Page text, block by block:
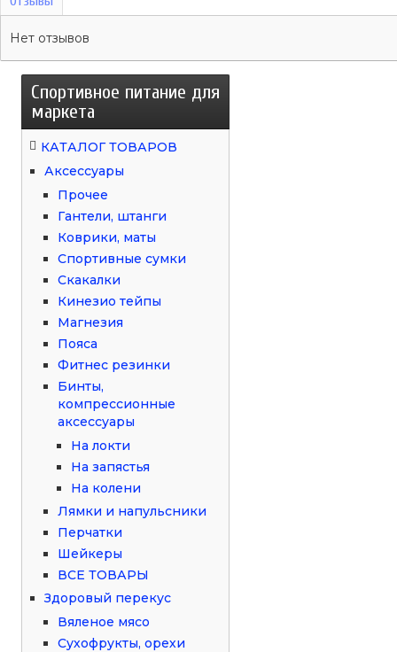
Нет отзывов
Спортивное питание для
маркета
КАТАЛОГ ТОВАРОВ
Аксессуары
Прочее
Гантели, штанги
Коврики, маты
Спортивные сумки
Скакалки
Кинезио тейпы
Магнезия
Пояса
Фитнес резинки
Бинты,
компрессионные
аксессуары
На локти
На запястья
На колени
Лямки и напульсники
Перчатки
Шейкеры
ВСЕ ТОВАРЫ
Здоровый перекус
Вяленое мясо
Сухофрукты, орехи